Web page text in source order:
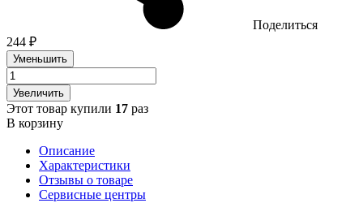
Поделиться
244 ₽
Уменьшить
Увеличить
Этот товар купили 17 раз
В корзину
Описание
Характеристики
Отзывы о товаре
Сервисные центры